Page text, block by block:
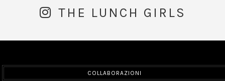
THE LUNCH GIRLS
COLLABORAZIONI